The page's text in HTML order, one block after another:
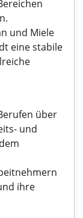
und Miele
eine stabile
über
und
ihre